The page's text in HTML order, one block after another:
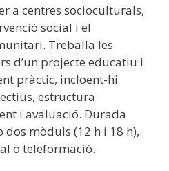
a centres socioculturals,
social i el
Treballa les
d’un projecte educatiu i
pràctic, incloent-hi
estructura
i avaluació. Durada
mòduls (12 h i 18 h),
o teleformació.